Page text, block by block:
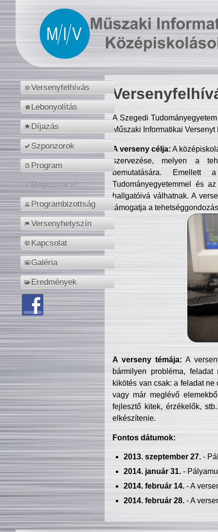
Versenyfelhívás
Lebonyolítás
Díjazás
Szponzorok
Program
Regisztráció
Programbizottság
Versenyhelyszín
Kapcsolat
Galéria
Eredmények
A Szegedi
Műszaki Informatikai
A verseny célja: A
szervezése, melyen a
bemutatására. Emellett
Tudományegyetemmel és
hallgatóivá válhatnak. A
támogatja a
A verseny témája: A
bármilyen probléma, feladat
kikötés van csak: a feladat
vagy már meglévő
fejlesztő kitek, érzékelők,
elkészítenie.
Fontos dátumok:
2013. szeptember 27.-
2014. január 31.-
2014. február 14.- A
2014. február 28.- A